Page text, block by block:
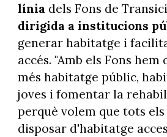
línia dels Fons de
dirigida a institucions
generar habitatge i
accés. "Amb els Fons
més habitatge públic,
joves i fomentar la
perquè volem que tots
disposar d'habitatge